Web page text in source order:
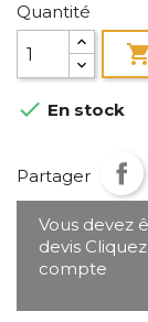
Quantité

 En stock
Partager
Vous devez
devis
compte